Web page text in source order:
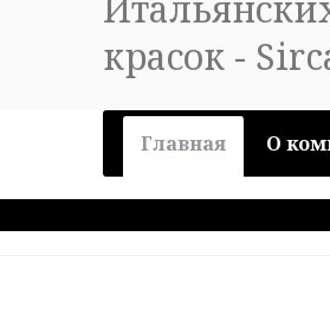
Главная О